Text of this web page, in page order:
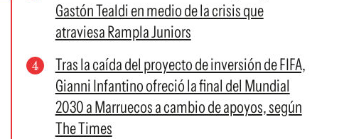
Gastón Tealdi en medio de la crisis que
atraviesa Rampla Juniors
Tras la caída del proyecto de inversión de FIFA,
Gianni Infantino ofreció la final del Mundial
2030 a Marruecos a cambio de apoyos, según
The Times